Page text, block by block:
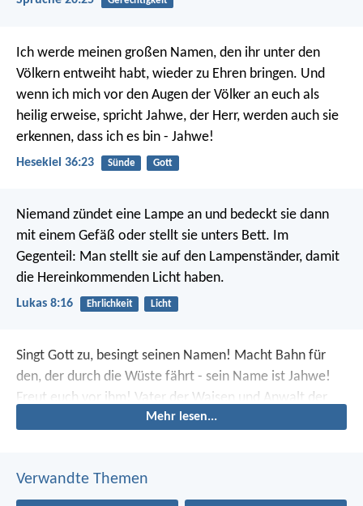
Ich werde meinen großen Namen, den ihr unter den
Völkern entweiht habt, wieder zu Ehren bringen. Und
wenn ich mich vor den Augen der Völker an euch als
heilig erweise, spricht Jahwe, der Herr, werden auch sie
erkennen, dass ich es bin - Jahwe!
Hesekiel 36:23 Sünde Gott
Niemand zündet eine Lampe an und bedeckt sie dann
mit einem Gefäß oder stellt sie unters Bett. Im
Gegenteil: Man stellt sie auf den Lampenständer, damit
die Hereinkommenden Licht haben.
Lukas 8:16 Ehrlichkeit Licht
Singt Gott zu, besingt seinen Namen! Macht Bahn für
den, der durch die Wüste fährt - sein Name ist Jahwe!
Freut euch vor ihm! Vater der Waisen und Anwalt der
Witwen ist Gott in seinem Heiligtum.
Mehr lesen...
Verwandte Themen